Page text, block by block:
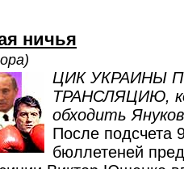
ничья
ЦИК УКРАИНЫ
ТРАНСЛЯЦИЮ,
обходить
После подсчета
бюллетеней